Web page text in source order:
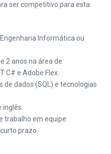
ser competitivo para esta
Informática ou
2 anos na área de
C# e Adobe Flex.
de dados (SQL) e tecnologias
trabalho em equipe.
prazo.